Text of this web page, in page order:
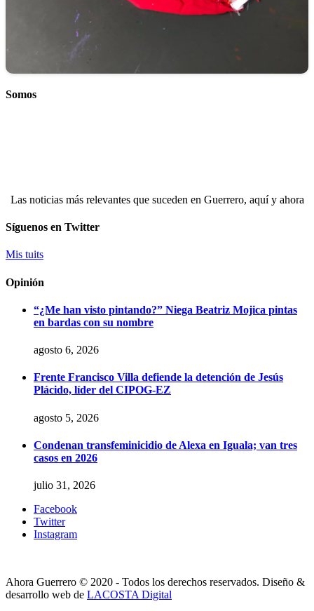
Somos
Las noticias más relevantes que suceden en Guerrero, aquí y ahora
Síguenos en Twitter
Mis tuits
Opinión
“¿Me han visto pintando?” Niega Beatriz Mojica pintas
en bardas con su nombre
agosto 6, 2026
Frente Francisco Villa defiende la detención de Jesús
Plácido, líder del CIPOG-EZ
agosto 5, 2026
Condenan transfeminicidio de Alexa en Iguala; van tres
casos en 2026
julio 31, 2026
Facebook
Twitter
Instagram
Ahora Guerrero © 2020 - Todos los derechos reservados. Diseño &
desarrollo web de LACOSTA Digital